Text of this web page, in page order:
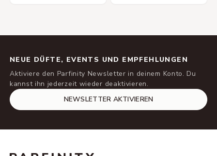
NEUE DÜFTE, EVENTS UND EMPFEHLUNGEN
Aktiviere den Parfinity Newsletter in deinem Konto. Du
kannst ihn jederzeit wieder deaktivieren.
NEWSLETTER AKTIVIEREN